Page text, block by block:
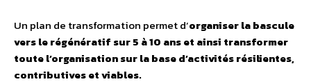
Un plan de transformation permet d’organiser la bascule
vers le régénératif sur 5 à 10 ans et ainsi transformer
toute l’organisation sur la base d’activités résilientes,
contributives et viables.